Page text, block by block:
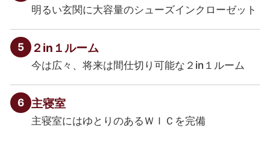
明るい玄関に大容量のシューズインクローゼット
5 ２in１ルーム
今は広々、将来は間仕切り可能な２in１ルーム
6 主寝室
主寝室にはゆとりのあるＷＩＣを完備